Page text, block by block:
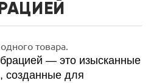
товара.
— это изысканные
созданные для